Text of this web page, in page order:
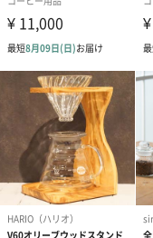
紙袋
お渡し用の紙袋です。
商品に合わせたサイズ